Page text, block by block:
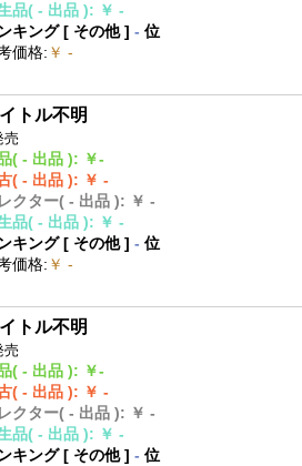
品( - 出品 ): ￥ -
キング [ その他]- 位
価格: ￥ -
トル不明
売
( - 出品 ): ￥-
( - 出品 ): ￥ -
クター( - 出品 ): ￥ -
品( - 出品 ): ￥ -
キング [ その他]- 位
価格: ￥ -
トル不明
売
( - 出品 ): ￥-
( - 出品 ): ￥ -
クター( - 出品 ): ￥ -
品( - 出品 ): ￥ -
キング [ その他]- 位